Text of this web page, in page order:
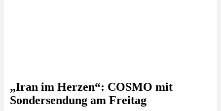
„Iran im Herzen“: COSMO mit
Sondersendung am Freitag